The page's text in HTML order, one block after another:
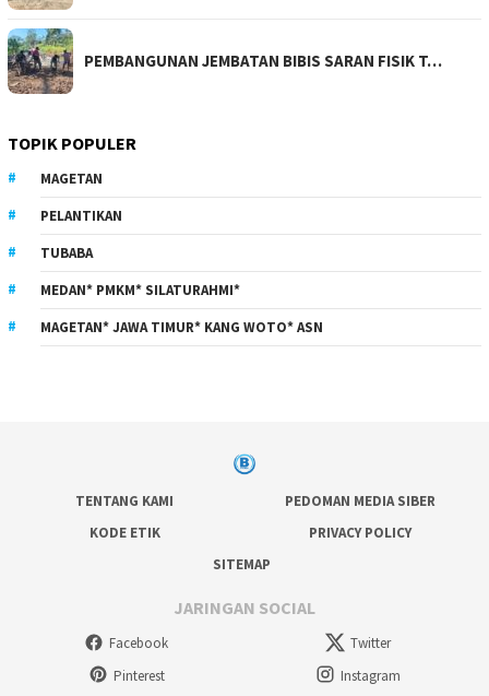
PEMBANGUNAN JEMBATAN BIBIS SARAN FISIK T…
TOPIK POPULER
MAGETAN
PELANTIKAN
TUBABA
MEDAN* PMKM* SILATURAHMI*
MAGETAN* JAWA TIMUR* KANG WOTO* ASN
TENTANG KAMI
PEDOMAN MEDIA SIBER
KODE ETIK
PRIVACY POLICY
SITEMAP
JARINGAN SOCIAL
Facebook
Twitter
Pinterest
Instagram